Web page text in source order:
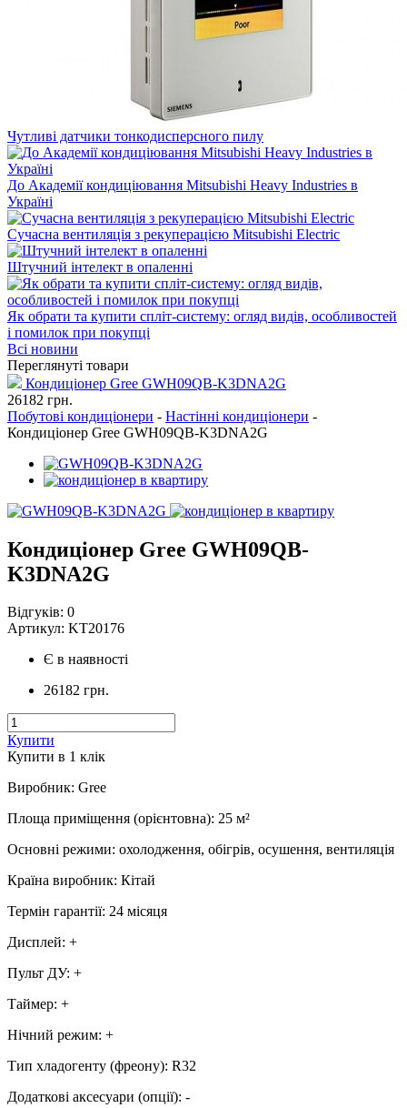
Чутливі датчики тонкодисперсного пилу
До Академії кондиціювання Mitsubishi Heavy Industries в
Україні
Сучасна вентиляція з рекуперацією Mitsubishi Electric
Штучний інтелект в опаленні
Як обрати та купити спліт-систему: огляд видів, особливостей
і помилок при покупці
Всі новини
Переглянуті товари
Кондиціонер Gree GWH09QB-K3DNA2G
26182 грн.
Побутові кондиціонери - Настінні кондиціонери -
Кондиціонер Gree GWH09QB-K3DNA2G
Кондиціонер Gree GWH09QB-
K3DNA2G
Відгуків: 0
Артикул: KT20176
Є в наявності
26182 грн.
Купити
Купити в 1 клiк
Виробник: Gree
Площа приміщення (орієнтовна): 25 м²
Основні режими: охолодження, обігрів, осушення, вентиляція
Країна виробник: Кітай
Термін гарантії: 24 місяця
Дисплей: +
Пульт ДУ: +
Таймер: +
Нічний режим: +
Тип хладогенту (фреону): R32
Додаткові аксесуари (опції): -